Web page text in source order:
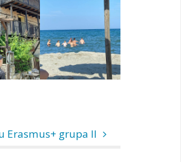
Erasmus+ grupa II